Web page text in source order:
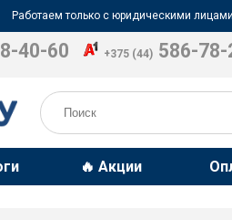
Работаем только с юридическими
40-60 +375 (44) 586-78-
🔥 Акции